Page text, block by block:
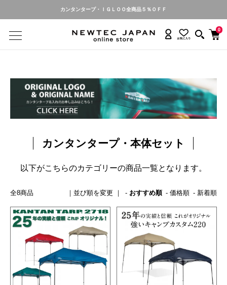
カンタンタープ・ＩＧＬＯＯ全商品５％ＯＦＦ
0
カンタンタープ・本体セット
以下がこちらのカテゴリーの商品一覧となります。
全8商品 おすすめ順 価格順 新着順